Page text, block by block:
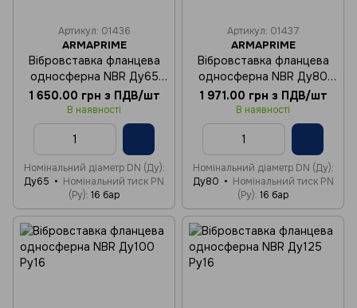
Артикул: 01436
ARMAPRIME
Вібровставка фланцева
односферна NBR Ду65
Ру16
1 650.00 грн з ПДВ/шт
В наявності
Номінальний діаметр DN (Ду)
Ду65
Номінальний тиск PN
(Ру) 16 бар
Артикул: 01437
ARMAPRIME
Вібровставка фланцева
односферна NBR Ду80
Ру16
1 971.00 грн з ПДВ/шт
В наявності
Номінальний діаметр DN (Ду)
Ду80
Номінальний тиск PN
(Ру) 16 бар